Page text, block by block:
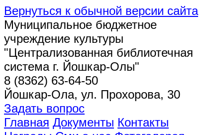
Вернуться к обычной версии сайта
Муниципальное бюджетное
учреждение культуры
"Централизованная библиотечная
система г. Йошкар-Олы"
8 (8362) 63-64-50
Йошкар-Ола, ул. Прохорова, 30
Задать вопрос
Главная Документы Контакты